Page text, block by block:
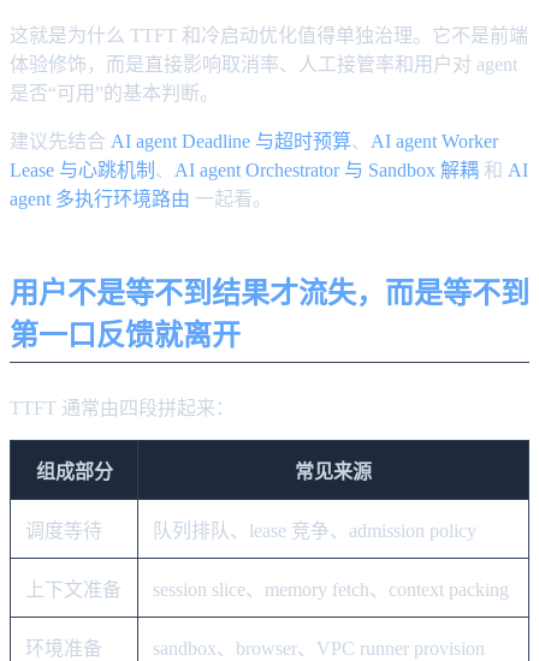
这就是为什么 TTFT 和冷启动优化值得单独治理。它不是前端
体验修饰，而是直接影响取消率、人工接管率和用户对 agent
是否“可用”的基本判断。
建议先结合 AI agent Deadline 与超时预算、 AI agent Worker
Lease 与心跳机制 、 AI agent Orchestrator 与 Sandbox 解耦 和 AI
agent 多执行环境路由 一起看。
用户不是等不到结果才流失，而是等不到
第一口反馈就离开
TTFT 通常由四段拼起来：
组成部分 常见来源
调度等待 队列排队、lease 竞争、admission policy
上下文准备 session slice、memory fetch、context packing
环境准备 sandbox、browser、VPC runner provision